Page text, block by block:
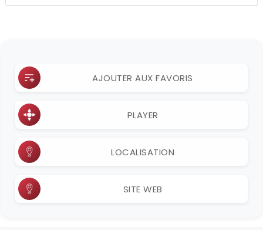
AJOUTER AUX FAVORIS
PLAYER
LOCALISATION
SITE WEB